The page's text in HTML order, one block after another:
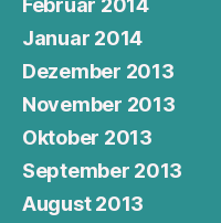
Februar 2014
Januar 2014
Dezember 2013
November 2013
Oktober 2013
September 2013
August 2013